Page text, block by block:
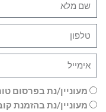
מעוניין/נת בפרסום
מעוניין/נת בהזמנת